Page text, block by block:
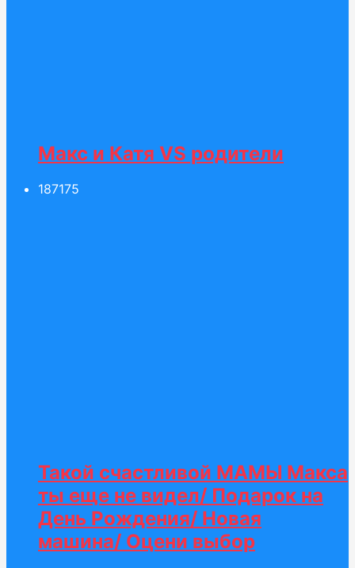
Макс и Катя VS родители
187175
Такой счастливой МАМЫ Макса
ты еще не видел/ Подарок на
День Рождения/ Новая
машина/ Оцени выбор